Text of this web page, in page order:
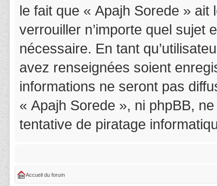
le fait que « Apajh Sorede »
verrouiller n’importe quel sujet
nécessaire. En tant
avez renseignées soient
informations ne seront pas
« Apajh Sorede », ni phpBB,
tentative de piratage
Accueil du forum